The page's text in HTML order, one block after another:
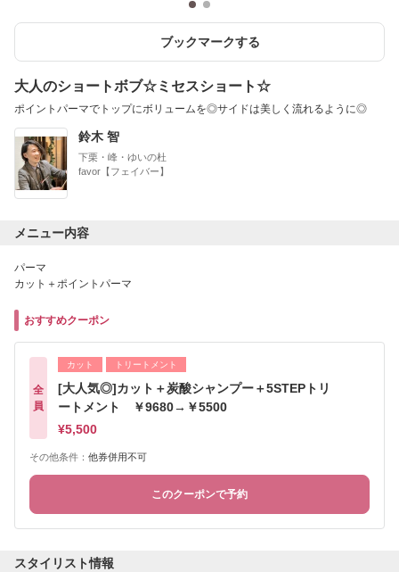
ブックマークする
大人のショートボブ☆ミセスショート☆
ポイントパーマでトップにボリュームを◎サイドは美しく流れるように◎
鈴木 智
下栗・峰・ゆいの杜
favor【フェイバー】
メニュー内容
パーマ
カット＋ポイントパーマ
おすすめクーポン
全
員
カット トリートメント
[大人気◎]カット＋炭酸シャンプー＋5STEPトリ
ートメント ￥9680→￥5500
¥5,500
その他条件： 他券併用不可
このクーポンで予約
スタイリスト情報